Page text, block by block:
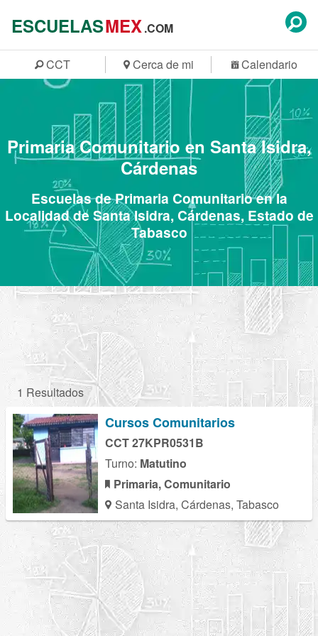
ESCUELASMEX.COM
CCT Cerca de mi Calendario
Primaria Comunitario en Santa Isidra,
Cárdenas
Escuelas de Primaria Comunitario en la
Localidad de Santa Isidra, Cárdenas, Estado de
Tabasco
1 Resultados
Cursos Comunitarios
CCT 27KPR0531B
Turno: Matutino
Primaria, Comunitario
Santa Isidra, Cárdenas, Tabasco